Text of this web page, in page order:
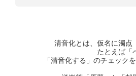
清音化とは、仮名に濁点
たとえば「
「清音化する」のチェック